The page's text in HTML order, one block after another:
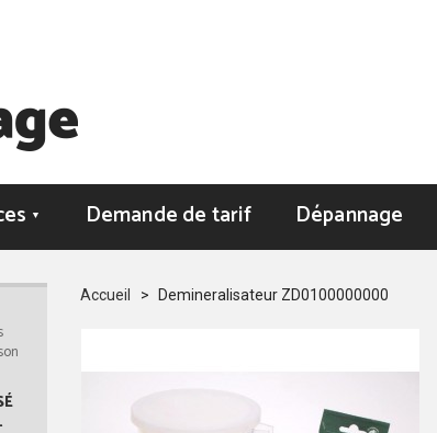
▼ Demande de tarif Dépannage
Accueil > Demineralisateur ZD0100000000